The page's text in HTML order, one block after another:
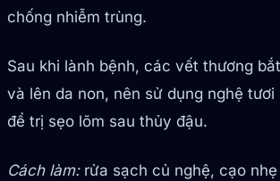
chống nhiễm trùng.
Sau khi lành bệnh, các vết thương
và lên da non, nên sử dụng nghệ
để trị sẹo lõm sau thủy đậu.
Cách làm:rửa sạch củ nghệ, cạo nhẹ